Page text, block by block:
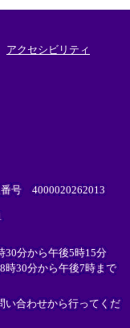
アクセシビリティ
号 4000020262013
30分から午後5時15分
時30分から午後7時まで
い合わせから行ってくだ